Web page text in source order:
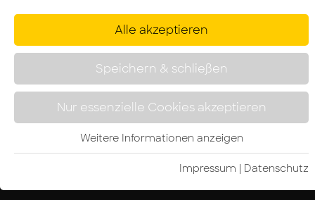
Alle akzeptieren
Speichern & schließen
Nur essenzielle Cookies akzeptieren
Weitere Informationen anzeigen
Impressum Da­ten­schutz­